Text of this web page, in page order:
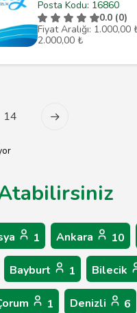
Posta Kodu: 16860
0.0 (0)
Fiyat Aralığı: 1.000,00
2.000,00 ₺
14
1 Ankara 10
Bayburt 1 Bilecik
1 Denizli 6